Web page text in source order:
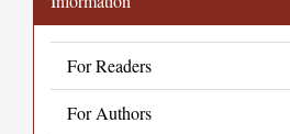
For Readers
For Authors